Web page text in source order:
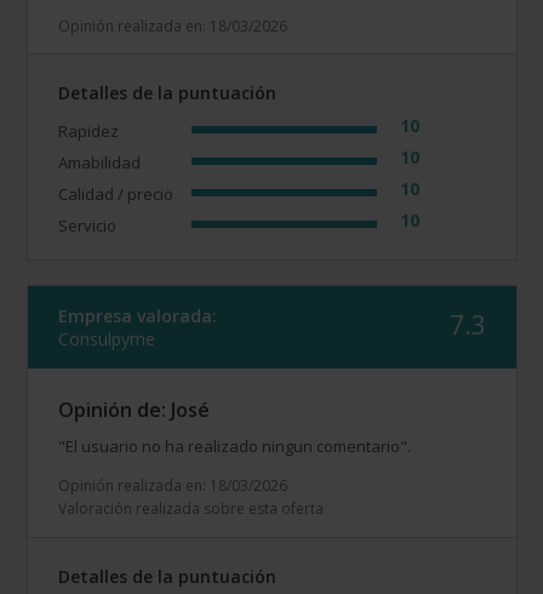
Opinión realizada en: 18/03/2026
Detalles de la puntuación
Rapidez 10
Amabilidad 10
Calidad / precio 10
Servicio 10
Empresa valorada:
Consulpyme
7.3
Opinión de: José
"El usuario no ha realizado ningun comentario".
Opinión realizada en: 18/03/2026
Valoración realizada sobre esta oferta
Detalles de la puntuación